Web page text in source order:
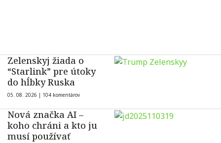
Zelenskyj žiada o
“Starlink” pre útoky
do hĺbky Ruska
05. 08. 2026 | 104 komentárov
Nová značka AI –
koho chráni a kto ju
musí používať